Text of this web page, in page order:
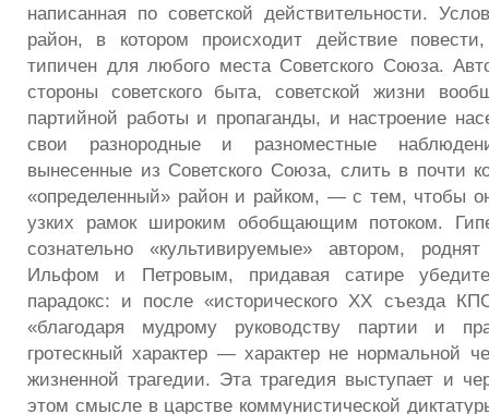
написанная по советской действительности.
район, в котором происходит действие
типичен для любого места Советского Союза.
стороны советского быта, советской жизни
партийной работы и пропаганды, и настроение
свои разнородные и разноместные
вынесенные из Советского Союза, слить в почти
«определенный» район и райком, — с тем, чтобы
узких рамок широким обобщающим потоком.
сознательно «культивируемые» автором,
Ильфом и Петровым, придавая сатире
парадокс: и после «исторического XX съезда
«благодаря мудрому руководству партии и
гротескный характер — характер не нормальной
жизненной трагедии. Эта трагедия выступает и
этом смысле в царстве коммунистической